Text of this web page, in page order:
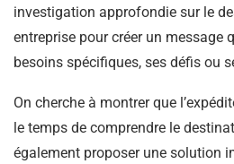
investigation approfondie sur le
entreprise pour créer un message
besoins spécifiques, ses défis ou
On cherche à montrer que
le temps de comprendre le
également proposer une solution